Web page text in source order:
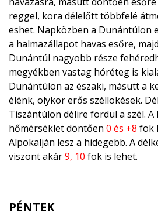
reggel, kora délelőtt többfelé
eshet. Napközben a Dunántúlon
a halmazállapot havas esőre,
Dunántúl nagyobb része
megyékben vastag hóréteg is
Dunántúlon az északi, másutt a
élénk, olykor erős széllökések.
Tiszántúlon délire fordul a szél.
hőmérséklet döntően 0 és +8 fok
Alpokalján lesz a hidegebb. A
viszont akár9, 10 fok is lehet.
PÉNTEK